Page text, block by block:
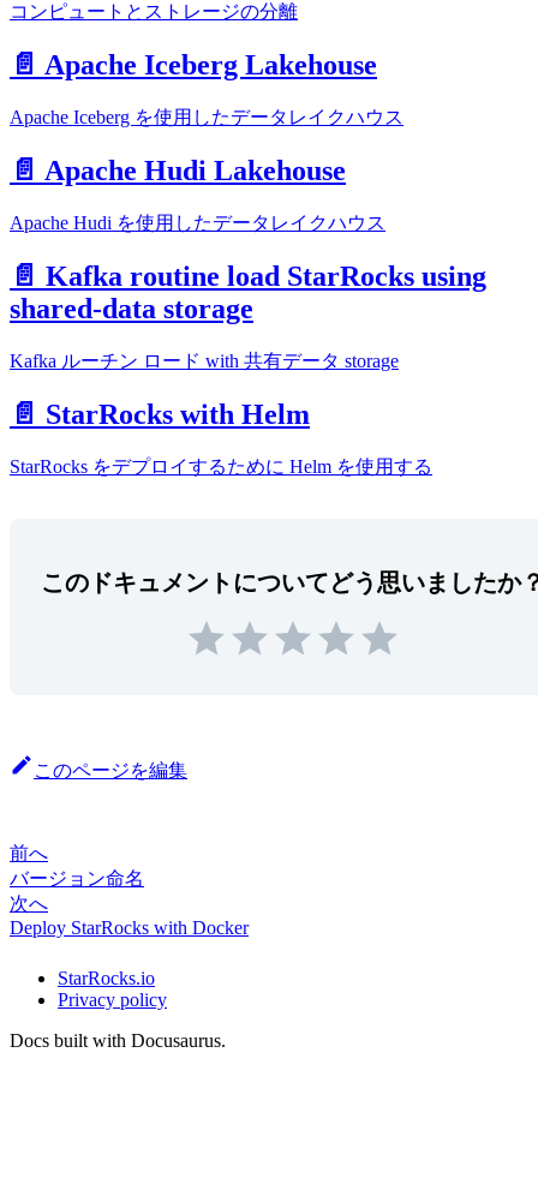
コンピュートとストレージの分離
📄️ Apache Iceberg Lakehouse
Apache Iceberg を使用したデータレイクハウス
📄️ Apache Hudi Lakehouse
Apache Hudi を使用したデータレイクハウス
📄️ Kafka routine load StarRocks using
shared-data storage
Kafka ルーチン ロード with 共有データ storage
📄️ StarRocks with Helm
StarRocks をデプロイするために Helm を使用する
このドキュメントについてどう思いましたか
このページを編集
前へ
バージョン命名
次へ
Deploy StarRocks with Docker
StarRocks.io
Privacy policy
Docs built with Docusaurus.